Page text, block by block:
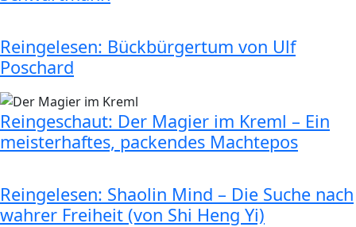
Reingelesen: Bückbürgertum von Ulf
Poschard
Reingeschaut: Der Magier im Kreml – Ein
meisterhaftes, packendes Machtepos
Reingelesen: Shaolin Mind – Die Suche nach
wahrer Freiheit (von Shi Heng Yi)